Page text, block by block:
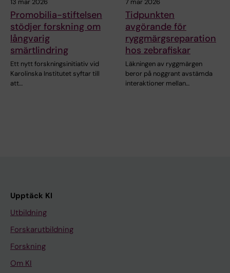
13 mar 2026
Promobilia-stiftelsen
stödjer forskning om
långvarig
smärtlindring
Ett nytt forskningsinitiativ vid
Karolinska Institutet syftar till
att…
7 mar 2026
Tidpunkten
avgörande för
ryggmärgsreparation
hos zebrafiskar
Läkningen av ryggmärgen
beror på noggrant avstämda
interaktioner mellan…
Upptäck KI
Utbildning
Forskarutbildning
Forskning
Om KI